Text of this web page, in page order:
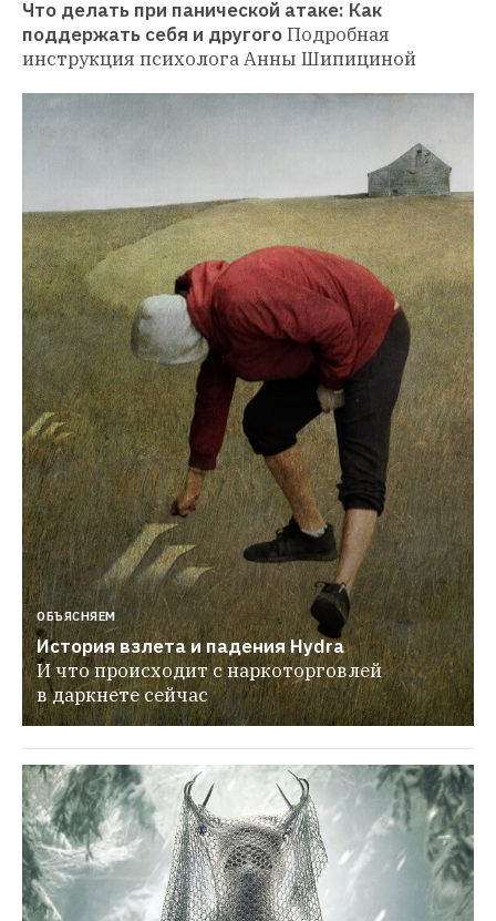
Что делать при панической атаке: Как
поддержать себя и другогоПодробная
инструкция психолога Анны Шипициной
ОБЪЯСНЯЕМ
История взлета и падения Hydra
И что происходит с наркоторговлей
в даркнете сейчас